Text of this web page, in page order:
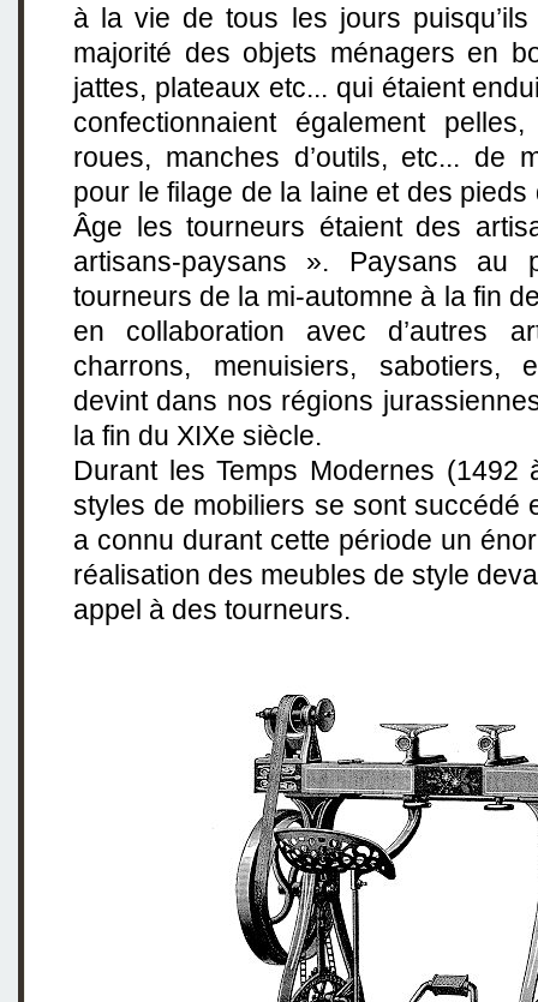
à la vie de tous les jours
majorité des objets ménagers en
jattes, plateaux etc... qui étaient
confectionnaient également
roues, manches d’outils, etc... de
pour le filage de la laine et des
Âge les tourneurs étaient des
artisans-paysans ». Paysans au
tourneurs de la mi-automne à la fin
en collaboration avec d’autres
charrons, menuisiers, sabotiers,
devint dans nos régions
la fin du XIXe siècle.
Durant les Temps Modernes (1492
styles de mobiliers se sont succédé
a connu durant cette période un
réalisation des meubles de style
appel à des tourneurs.